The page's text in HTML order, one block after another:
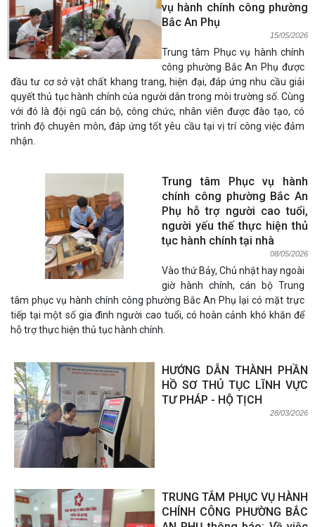
vụ hành chính công phường
Bắc An Phụ
15/05/2026
Trung tâm Phục vụ hành chính
công phường Bắc An Phụ được
đầu tư cơ sở vật chất khang trang, hiện đại, đáp ứng nhu cầu giải
quyết thủ tục hành chính của người dân trong môi trường số. Cùng
với đó là đội ngũ cán bộ, công chức, nhân viên được đào tạo, có
trình độ chuyên môn, đáp ứng tốt yêu cầu tại vị trí công việc đảm
nhận.
Trung tâm Phục vụ hành
chính công phường Bắc An
Phụ hỗ trợ người cao tuổi,
người yếu thế thực hiện thủ
tục hành chính tại nhà
08/05/2026
Vào thứ Bảy, Chủ nhật hay ngoài
giờ hành chính, cán bộ Trung
tâm phục vụ hành chính công phường Bắc An Phụ lại có mặt trực
tiếp tại một số gia đình người cao tuổi, có hoàn cảnh khó khăn để
hỗ trợ thực hiện thủ tục hành chính.
HƯỚNG DẪN THÀNH PHẦN
HỒ SƠ THỦ TỤC LĨNH VỰC
TƯ PHÁP - HỘ TỊCH
28/03/2026
TRUNG TÂM PHỤC VỤ HÀNH
CHÍNH CÔNG PHƯỜNG BẮC